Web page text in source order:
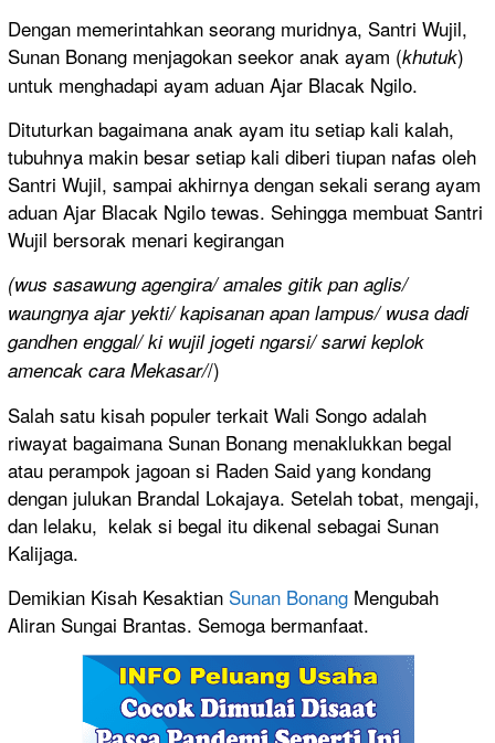
Dengan memerintahkan seorang muridnya, Santri Wujil,
Sunan Bonang menjagokan seekor anak ayam (khutuk)
untuk menghadapi ayam aduan Ajar Blacak Ngilo.
Dituturkan bagaimana anak ayam itu setiap kali kalah,
tubuhnya makin besar setiap kali diberi tiupan nafas oleh
Santri Wujil, sampai akhirnya dengan sekali serang ayam
aduan Ajar Blacak Ngilo tewas. Sehingga membuat Santri
Wujil bersorak menari kegirangan
(wus sasawung agengira/ amales gitik pan aglis/
waungnya ajar yekti/ kapisanan apan lampus/ wusa dadi
gandhen enggal/ ki wujil jogeti ngarsi/ sarwi keplok
amencak cara Mekasar//)
Salah satu kisah populer terkait Wali Songo adalah
riwayat bagaimana Sunan Bonang menaklukkan begal
atau perampok jagoan si Raden Said yang kondang
dengan julukan Brandal Lokajaya. Setelah tobat, mengaji,
dan lelaku, kelak si begal itu dikenal sebagai Sunan
Kalijaga.
Demikian Kisah Kesaktian Sunan Bonang Mengubah
Aliran Sungai Brantas. Semoga bermanfaat.